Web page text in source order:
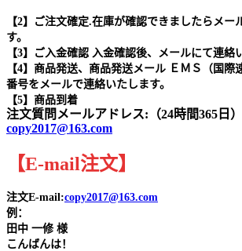
【2】ご注文確定.在庫が確認できましたらメー
す。
【3】ご入金確認 入金確認後、メールにて連絡
【4】商品発送、商品発送メール ＥＭＳ（国際
番号をメールで連絡いたします。
【5】商品到着
注文質問メールアドレス:（24時間365日）
copy2017@163.com
【E-mail注文】
注文E-mail:copy2017@163.com
例：
田中 一修 様
こんばんは！